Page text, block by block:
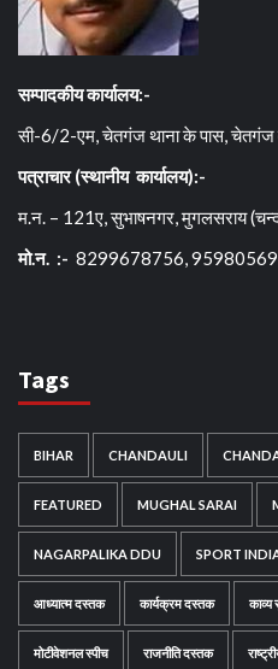
सम्पादकीय कार्यालय:-
सी-6/2-एम, चेतगंज थाना के पास, चेतगंज
पत्राचार (स्थानीय कार्यालय):-
म.न. – 121ए, सुभाषनगर, मुगलसराय
मो.न. :- 8299678756,
Tags
BIHAR CHANDAULI
FEATURED MUGHAL SARAI
NAGARPALIKA DDU SPORT
आध्यात्म दस्तक कार्यक्रम दस्तक काव्य
मोटीवेशनल स्पीच राजनीति दस्तक